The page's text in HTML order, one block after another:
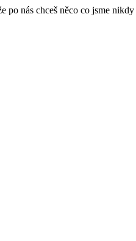
po nás chceš něco co jsme